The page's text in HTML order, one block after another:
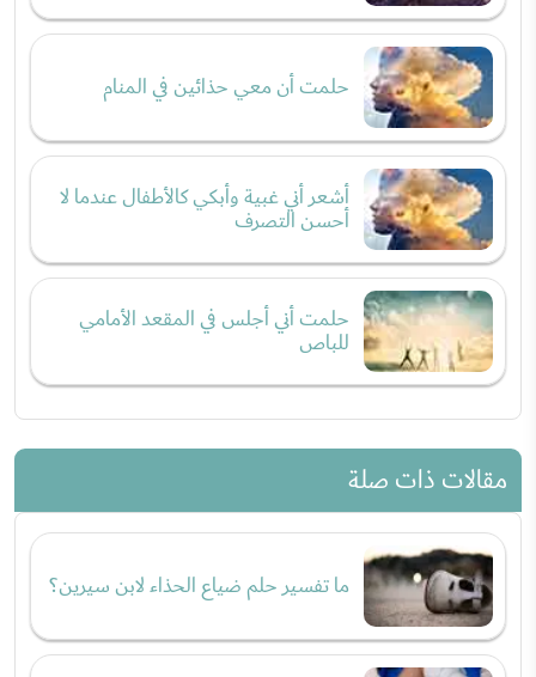
حلمت أن معي حذائين في المنام
أشعر أني غبية وأبكي كالأطفال عندما لا
أحسن التصرف
حلمت أني أجلس في المقعد الأمامي
للباص
مقالات ذات صلة
ما تفسير حلم ضياع الحذاء لابن سيرين؟